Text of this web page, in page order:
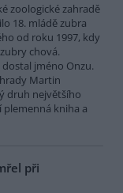
zoologické zahradě
18. mládě zubra
od roku 1997, kdy
chová.
dostal jméno Onzu.
Martin
druh největšího
plemenná kniha a
při